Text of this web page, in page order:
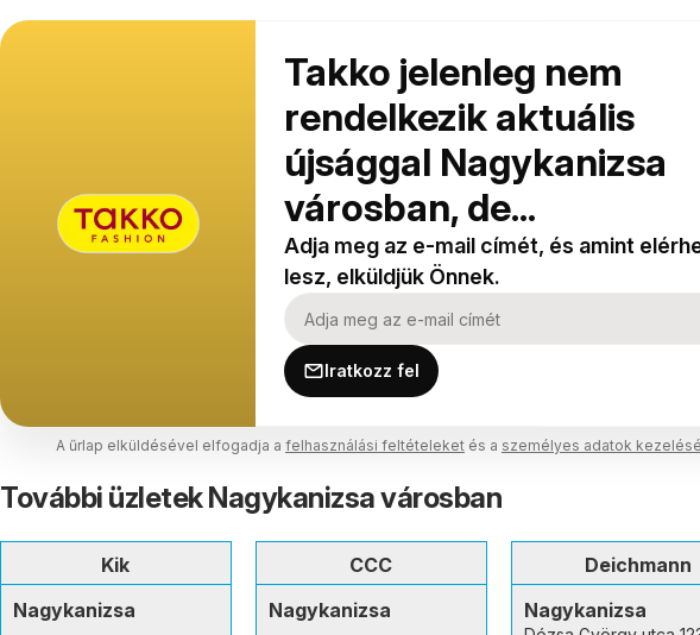
Takko jelenleg nem
rendelkezik aktuális
újsággal Nagykanizsa
városban, de...
Adja meg az e-mail címét, és amint
lesz, elküldjük Önnek.
Iratkozz fel
A űrlap elküldésével elfogadja a felhasználási feltételeket és a személyes adatok
További üzletek Nagykanizsa városban
Kik
Nagykanizsa
CCC
Nagykanizsa
Deichmann
Nagykanizsa